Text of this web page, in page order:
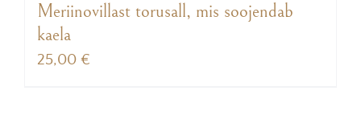
Meriinovillast torusall, mis soojendab
kaela
25,00 €